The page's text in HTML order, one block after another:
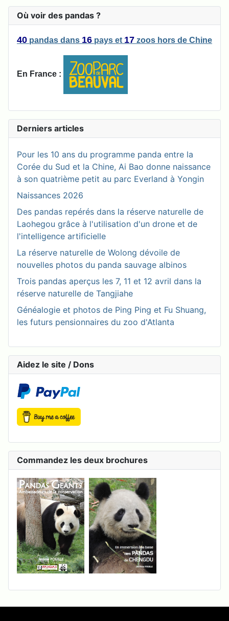
Où voir des pandas ?
40 pandas dans 16 pays et 17 zoos hors de Chine
En France :
Derniers articles
Pour les 10 ans du programme panda entre la
Corée du Sud et la Chine, Ai Bao donne naissance
à son quatrième petit au parc Everland à Yongin
Naissances 2026
Des pandas repérés dans la réserve naturelle de
Laohegou grâce à l'utilisation d'un drone et de
l'intelligence artificielle
La réserve naturelle de Wolong dévoile de
nouvelles photos du panda sauvage albinos
Trois pandas aperçus les 7, 11 et 12 avril dans la
réserve naturelle de Tangjiahe
Généalogie et photos de Ping Ping et Fu Shuang,
les futurs pensionnaires du zoo d'Atlanta
Aidez le site / Dons
Commandez les deux brochures